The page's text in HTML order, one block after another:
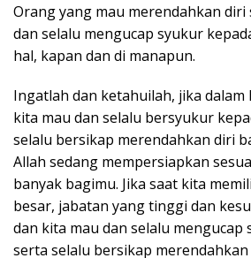
Orang yang mau merendahkan diri
dan selalu mengucap syukur
hal, kapan dan di manapun.
Ingatlah dan ketahuilah, jika dalam
kita mau dan selalu bersyukur
selalu bersikap merendahkan diri
Allah sedang mempersiapkan
banyak bagimu. Jika saat kita
besar, jabatan yang tinggi dan
dan kita mau dan selalu mengucap
serta selalu bersikap